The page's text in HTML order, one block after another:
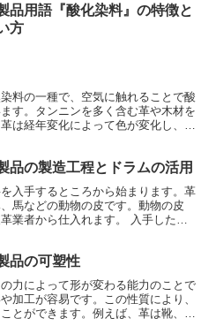
を果たしています。 革製品の
ラーゲンが水と反応して分解される
タンパク質の一種で、革製品の強度
。加水分解によってコラーゲンが分
性が低下し、ひび割れや破れなどの
品用語『酸化染料』の特徴と
方
料の一種で、空気に触れることで酸
す。タンニンを多く含む革や木材を
は経年変化によって色が変化し、味
くなります。染料を染める革の表面
きます。染料の濃度を変えたり、他
で、様々な色合いを作り出すことが
に当てて退色させたり、熱を加えて
の相性が良いとされています。ヌメ
酸化染料が 잘 침투하여、味わい深
。
品の製造工程とドラムの活用
入手するところから始まります。革
馬などの動物の皮です。動物の皮
ら仕入れます。 入手した皮
らかくし、腐敗を防ぐための処理の
、加工したりして、革製品の原料と
断、縫製、組み立てなどの工程があ
品の可塑性
力によって形が変わる能力のことで
加工が容易です。この性質により、
とができます。例えば、革は靴、バ